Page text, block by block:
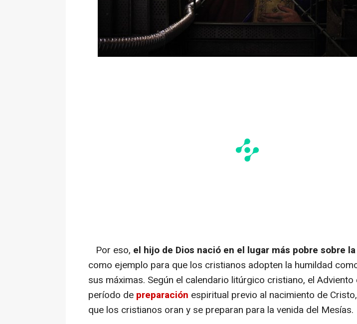
Por eso, el hijo de Dios nació en el lugar más pobre sobre
como ejemplo para que los cristianos adopten la humildad
sus máximas. Según el calendario litúrgico cristiano, el Adviento
período de preparación espiritual previo al nacimiento de
que los cristianos oran y se preparan para la venida del Mesías.